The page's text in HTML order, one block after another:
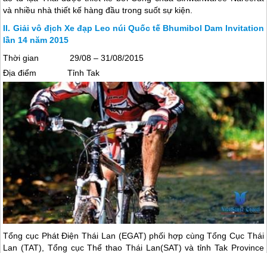
và nhiều nhà thiết kế hàng đầu trong suốt sự kiện.
Giải vô địch Xe đạp Leo núi Quốc tế Bhumibol Dam Invitation
lần 14 năm 2015
Thời gian 29/08 – 31/08/2015
Địa điểm Tỉnh Tak
Tổng cục Phát ĐiệnThái Lan (EGAT) phối hợp cùng Tổng Cục Thái
Lan (TAT), Tổng cục Thể thao Thái Lan(SAT) và tỉnh Tak Province